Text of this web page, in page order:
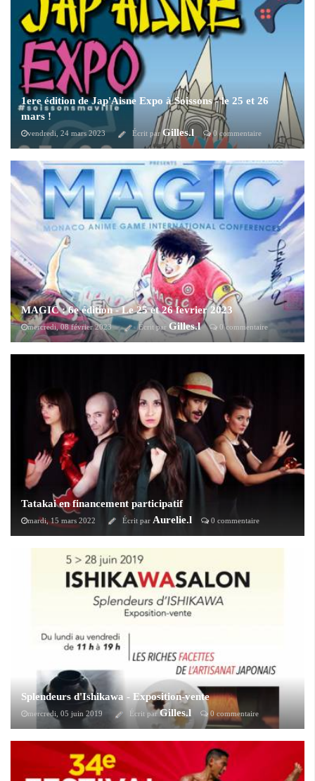
HARU / GEEK TOUCH.
1ere édition de Jap'Aisne Expo à Soissons - le 25 et 26
mars !
vendredi, 24 mars 2023 Écrit parGilles.l 0 commentaire
Le 25 et 26 mars prochain se déroulera la toute première édition de
Jap'Aisne Expo qui se déroulera à la maison des associations de
Soissons (02)
MAGIC : 6e édition - Le 25 et 26 fevrier 2023
mercredi, 08 février 2023 Écrit par Gilles.l 0 commentaire
4 ans après la 5eme édition, MAGIC se déroulant à Monaco revient le
25 et 26 février prochain dans une toute nouvelle mouture sur-
Vidéo, Musique, Sport, Cinéma et Haute Technologie !
Tatakai en financement participatif
mardi, 15 mars 2022 Écrit par Aurelie.l 0 commentaire
La compagnie Anata lance une campagne Ulule pour le financement de
son spectacle de danse sur l'univers des mangas et des animes : Tatakai.
Splendeurs d'Ishikawa - Exposition-vente
mercredi, 05 juin 2019 Écrit par Gilles.l 0 commentaire
Du mercredi 5 juin au vendredi 28 Juin 2019 au Wa Salon à Paris, le
public français pourra découvrir des facettes de l’artisanat traditionnel
japonais d'Ishikawa au travers d'une exposition, d'ateliers et de
démonstrations.